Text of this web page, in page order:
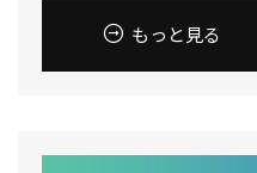
もっと見る